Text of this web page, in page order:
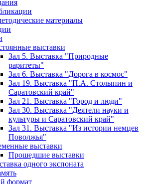
материалы
выставки
Зал 5. Выставка "Природные
раритеты"
Зал 6. Выставка "Дорога в космос"
Зал 19. Выставка "П.А. Столыпин и
Саратовский край"
Зал 21. Выставка "Город и люди"
Зал 30. Выставка "Деятели науки и
культуры и Саратовский край"
Зал 31. Выставка "Из истории немцев
Поволжья"
выставки
Прошедшие выставки
одного экспоната
формат